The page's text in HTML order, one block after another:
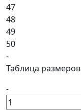
47
48
49
50
-
Таблица размеров
-